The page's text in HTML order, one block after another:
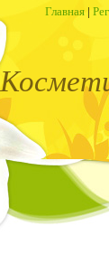
Главная |